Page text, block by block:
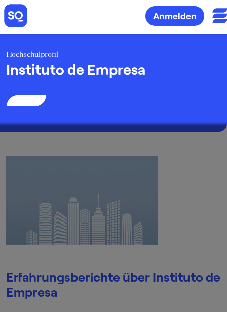
Anmelden
Hochschulprofil
Instituto de Empresa
Erfahrungsberichte über Instituto de
Empresa